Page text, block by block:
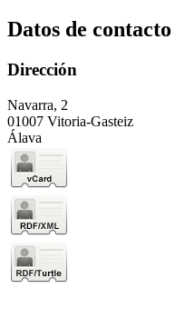
Datos de contacto
Dirección
Navarra, 2
01007 Vitoria-Gasteiz
Álava